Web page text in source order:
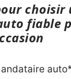
choisir
fiable